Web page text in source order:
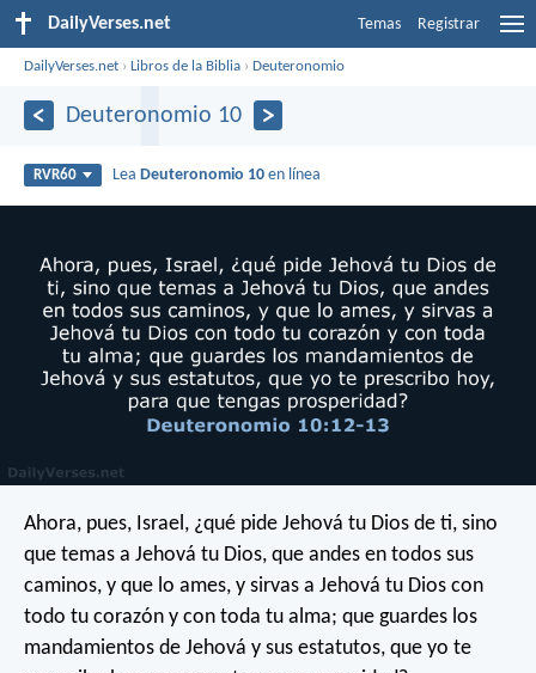
DailyVerses.net Temas Registrar
DailyVerses.net ›Libros de la Biblia ›Deuteronomio
Deuteronomio 10
RVR60 Lea Deuteronomio 10 en línea
Ahora, pues, Israel, ¿qué pide Jehová tu Dios de ti, sino
que temas a Jehová tu Dios, que andes en todos sus
caminos, y que lo ames, y sirvas a Jehová tu Dios con
todo tu corazón y con toda tu alma; que guardes los
mandamientos de Jehová y sus estatutos, que yo te